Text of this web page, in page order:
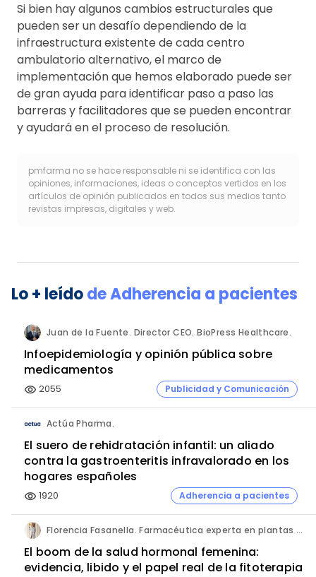
Si bien hay algunos cambios estructurales que
pueden ser un desafío dependiendo de la
infraestructura existente de cada centro
ambulatorio alternativo, el marco de
implementación que hemos elaborado puede ser
de gran ayuda para identificar paso a paso las
barreras y facilitadores que se pueden encontrar
y ayudará en el proceso de resolución.
pmfarma no se hace responsable ni se identifica con las
opiniones, informaciones, ideas o conceptos vertidos en los
artículos de opinión publicados en todos sus medios tanto
revistas impresas, digitales y web.
Lo + leídodeAdherencia a pacientes
Juan de la Fuente. Director CEO. BioPress Healthcare.
Infoepidemiología y opinión pública sobre
medicamentos
visibility 2055 Publicidad y Comunicación
Actúa Pharma.
El suero de rehidratación infantil: un aliado
contra la gastroenteritis infravalorado en los
hogares españoles
visibility 1920 Adherencia a pacientes
Florencia Fasanella. Farmacéutica experta en plantas medicinales.
El boom de la salud hormonal femenina:
evidencia, libido y el papel real de la fitoterapia